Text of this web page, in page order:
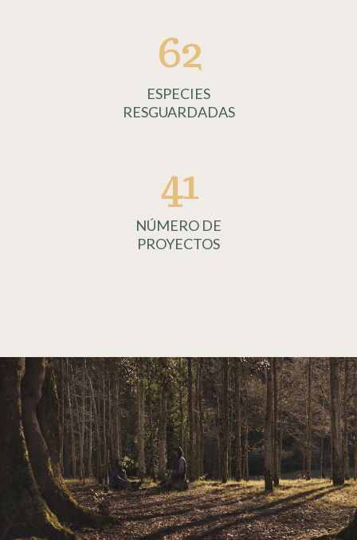
62
ESPECIES
RESGUARDADAS
41
NÚMERO DE
PROYECTOS